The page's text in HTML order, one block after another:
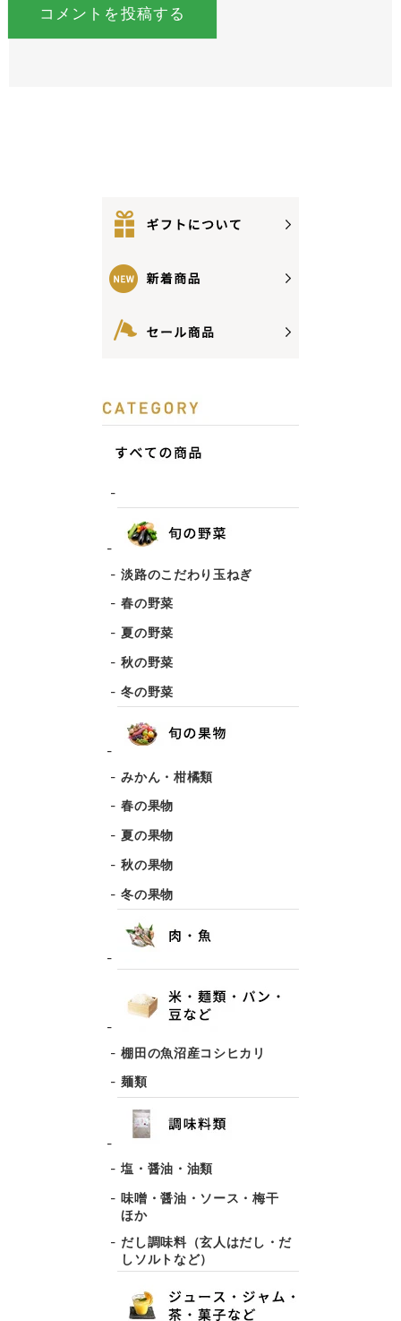
淡路のこだわり玉ねぎ
春の野菜
夏の野菜
秋の野菜
冬の野菜
みかん・柑橘類
春の果物
夏の果物
秋の果物
冬の果物
棚田の魚沼産コシヒカリ
麺類
塩・醤油・油類
味噌・醤油・ソース・梅干
ほか
だし調味料（玄人はだし・だ
しソルトなど）